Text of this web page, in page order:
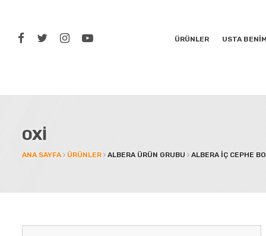
ÜRÜNLER USTA BENİM
OXİ
ANA SAYFA ÜRÜNLER ALBERA ÜRÜN GRUBU ALBERA İÇ CEPHE